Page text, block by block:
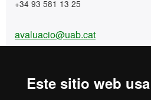
Este sitio web
+34 93 581 13 25
avaluacio@uab.cat